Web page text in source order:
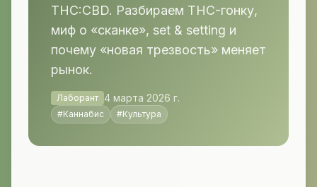
THC:CBD. Разбираем THC-гонку,
миф о «сканке», set & setting и
почему «новая трезвость» меняет
рынок.
Лаборант 4 марта 2026 г.
#Каннабис #Культура